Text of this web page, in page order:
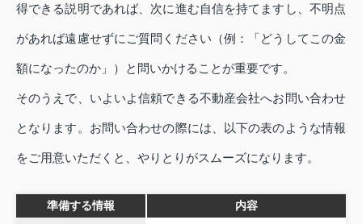
得できる説明であれば、次に進む自信を持てますし、不明点
があれば遠慮せずにご質問ください（例：「どうしてこの金
額になったのか」）と問いかけることが重要です。
そのうえで、いよいよ信頼できる不動産会社へお問い合わせ
となります。お問い合わせの際には、以下の表のような情報
をご用意いただくと、やりとりがスムーズになります。
準備する情報 内容